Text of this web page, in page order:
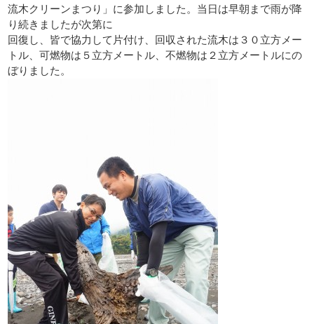
流木クリーンまつり」に参加しました。当日は早朝まで雨が降
り続きましたが次第に
回復し、皆で協力して片付け、回収された流木は３０立方メー
トル、可燃物は５立方メートル、不燃物は２立方メートルにの
ぼりました。